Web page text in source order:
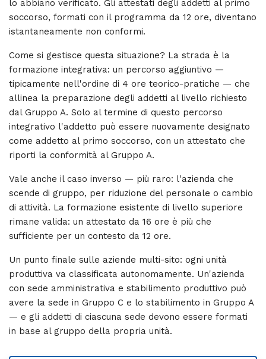
lo abbiano verificato. Gli attestati degli addetti al primo
soccorso, formati con il programma da 12 ore, diventano
istantaneamente non conformi.
Come si gestisce questa situazione? La strada è la
formazione integrativa: un percorso aggiuntivo —
tipicamente nell'ordine di 4 ore teorico-pratiche — che
allinea la preparazione degli addetti al livello richiesto
dal Gruppo A. Solo al termine di questo percorso
integrativo l'addetto può essere nuovamente designato
come addetto al primo soccorso, con un attestato che
riporti la conformità al Gruppo A.
Vale anche il caso inverso — più raro: l'azienda che
scende di gruppo, per riduzione del personale o cambio
di attività. La formazione esistente di livello superiore
rimane valida: un attestato da 16 ore è più che
sufficiente per un contesto da 12 ore.
Un punto finale sulle aziende multi-sito: ogni unità
produttiva va classificata autonomamente. Un'azienda
con sede amministrativa e stabilimento produttivo può
avere la sede in Gruppo C e lo stabilimento in Gruppo A
— e gli addetti di ciascuna sede devono essere formati
in base al gruppo della propria unità.